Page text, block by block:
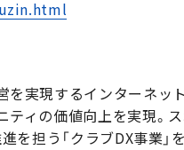
実現するインターネット
ィの価値向上を実現。
担う「クラブDX事業」